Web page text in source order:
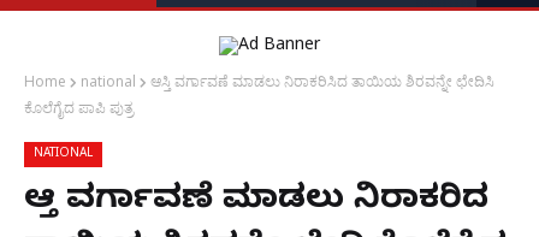
Home national
ಆಸ್ತಿ ವರ್ಗಾವಣೆ ಮಾಡಲು ನಿರಾಕರಿಸಿದ ತಾಯಿಯ ಶಿರವನ್ನೇ ಛೇದಿಸಿ
ಕೊಲೆಗೈದ ಪಾಪಿ ಪುತ್ರ
NATIONAL
ಆಸ್ತಿ ವರ್ಗಾವಣೆ ಮಾಡಲು ನಿರಾಕರಿಸಿದ